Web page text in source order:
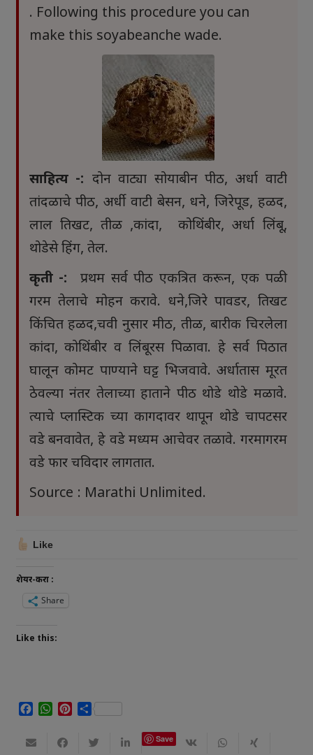
. Following this procedure you can
make this soyabeanche wade.
साहित्य -: दोन वाट्या सोयाबीन पीठ, अर्धा वाटी
तांदळाचे पीठ, अर्धी वाटी बेसन, धने, जिरेपूड, हळद,
लाल तिखट, तीळ ,कांदा, कोथिंबीर, अर्धा लिंबू,
थोडेसे हिंग, तेल.
कृती -: प्रथम सर्व पीठ एकत्रित करून, एक पळी
गरम तेलाचे मोहन करावे. धने,जिरे पावडर, तिखट
किंचित हळद,चवी नुसार मीठ, तीळ, बारीक चिरलेला
कांदा, कोथिंबीर व लिंबूरस पिळावा. हे सर्व पिठात
घालून कोमट पाण्याने घट्ट भिजवावे. अर्धातास मूरत
ठेवल्या नंतर तेलाच्या हाताने पीठ थोडे थोडे मळावे.
त्याचे प्लास्टिक च्या कागदावर थापून थोडे चापटसर
वडे बनवावेत, हे वडे मध्यम आचेवर तळावे. गरमागरम
वडे फार चविदार लागतात.
Source : Marathi Unlimited.
Like
शेयर-करा :
Share
Like this:
Facebook
WhatsApp
Pinterest
Share
Save